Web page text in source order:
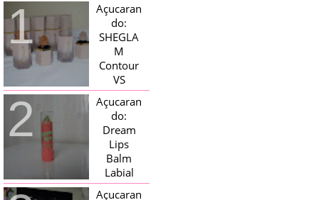
Açucaran
do:
SHEGLA
M
Contour
VS
Bronzer!
HELLO AÇUCARADAS, E NESTE
MÊS CHEGOU AQUI EM CASA UMA
CAIXA RECHEADA DE SHEGLAM,
TINHA BLUSH, ILUMINADORES E
TODOS OS BRONZER E
CONTORNOS ...
Açucaran
do:
Dream
Lips
Balm
Labial
Magico
Açucaran